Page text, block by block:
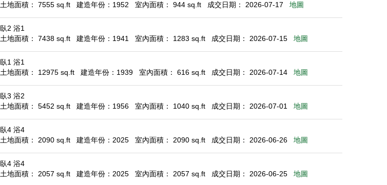
土地面積： 7555 sq.ft
建造年份：1952 室內面積： 944 sq.ft 成交日期： 2026-07-17 地圖
臥2 浴1
土地面積： 7438 sq.ft
建造年份：1941 室內面積： 1283 sq.ft 成交日期： 2026-07-15 地圖
臥1 浴1
土地面積： 12975 sq.ft
建造年份：1939 室內面積： 616 sq.ft 成交日期： 2026-07-14 地圖
臥3 浴2
土地面積： 5452 sq.ft
建造年份：1956 室內面積： 1040 sq.ft 成交日期： 2026-07-01 地圖
臥4 浴4
土地面積： 2090 sq.ft
建造年份：2025 室內面積： 2090 sq.ft 成交日期： 2026-06-26 地圖
臥4 浴4
土地面積： 2057 sq.ft
建造年份：2025 室內面積： 2057 sq.ft 成交日期： 2026-06-25 地圖